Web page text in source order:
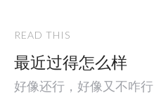
READ THIS
最近过得怎么样
好像还行，好像又不咋行